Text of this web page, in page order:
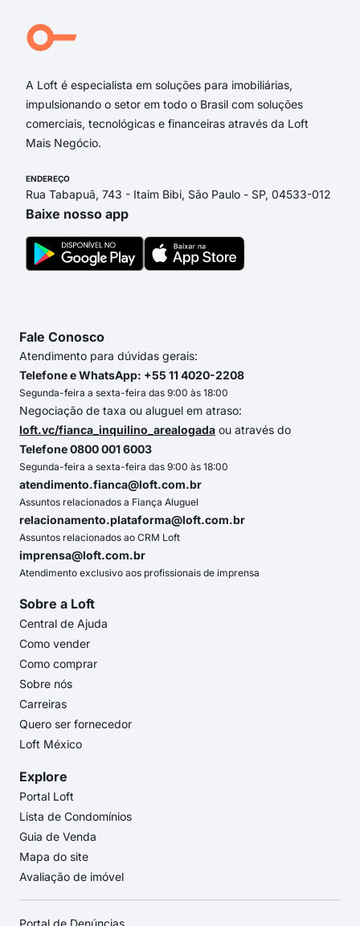
A Loft é especialista em soluções para imobiliárias,
impulsionando o setor em todo o Brasil com soluções
comerciais, tecnológicas e financeiras através da Loft
Mais Negócio.
ENDEREÇO
Rua Tabapuã, 743 - Itaim Bibi, São Paulo - SP, 04533-012
Baixe nosso app
Fale Conosco
Atendimento para dúvidas gerais:
Telefone e WhatsApp: +55 11 4020-2208
Segunda-feira a sexta-feira das 9:00 às 18:00
Negociação de taxa ou aluguel em atraso:
loft.vc/fianca_inquilino_arealogada ou através do
Telefone 0800 001 6003
Segunda-feira a sexta-feira das 9:00 às 18:00
atendimento.fianca@loft.com.br
Assuntos relacionados a Fiança Aluguel
relacionamento.plataforma@loft.com.br
Assuntos relacionados ao CRM Loft
imprensa@loft.com.br
Atendimento exclusivo aos profissionais de imprensa
Sobre a Loft
Central de Ajuda
Como vender
Como comprar
Sobre nós
Carreiras
Quero ser fornecedor
Loft México
Explore
Portal Loft
Lista de Condomínios
Guia de Venda
Mapa do site
Avaliação de imóvel
Portal de Denúncias